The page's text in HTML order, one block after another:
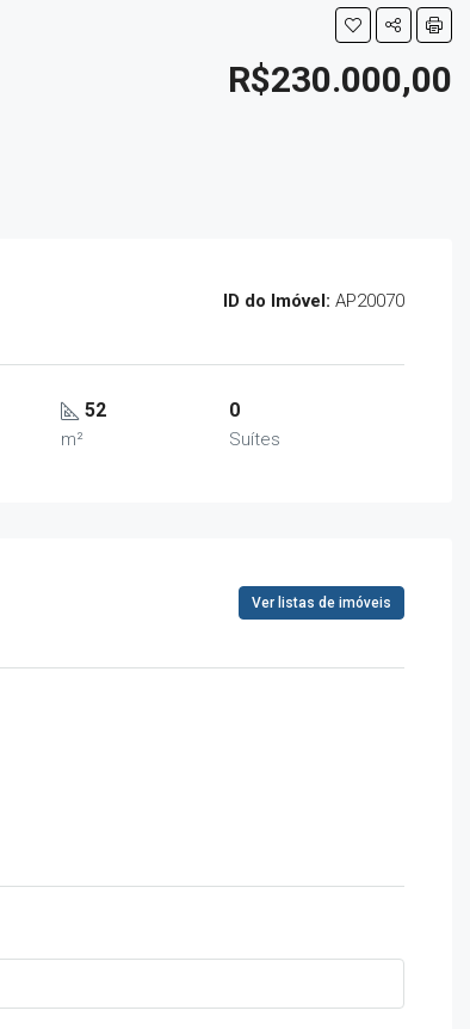
R$230.000,00
ID do Imóvel: AP20070
52
m²
0
Suítes
Ver listas de imóveis